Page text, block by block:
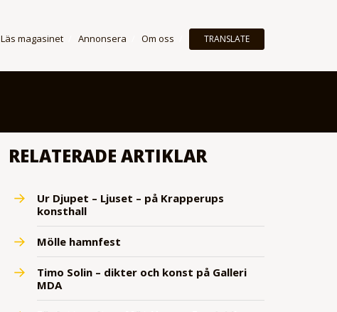
Läs magasinet Annonsera Om oss TRANSLATE
RELATERADE ARTIKLAR
Ur Djupet – Ljuset – på Krapperups
konsthall
Mölle hamnfest
Timo Solin – dikter och konst på Galleri
MDA